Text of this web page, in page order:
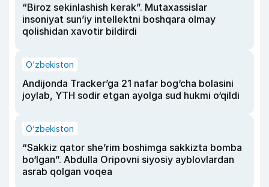
“Biroz sekinlashish kerak”. Mutaxassislar
insoniyat sun’iy intellektni boshqara olmay
qolishidan xavotir bildirdi
O‘zbekiston
Andijonda Tracker’ga 21 nafar bog‘cha bolasini
joylab, YTH sodir etgan ayolga sud hukmi o‘qildi
O‘zbekiston
“Sakkiz qator she’rim boshimga sakkizta bomba
bo‘lgan”. Abdulla Oripovni siyosiy ayblovlardan
asrab qolgan voqea